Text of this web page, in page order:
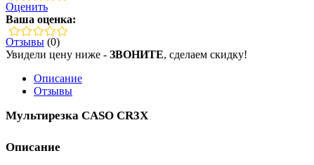
Оценить
Ваша оценка:
Отзывы (0)
Увидели цену ниже - ЗВОНИТЕ, сделаем скидку!
Описание
Отзывы
Мультирезка CASO CR3X
Описание